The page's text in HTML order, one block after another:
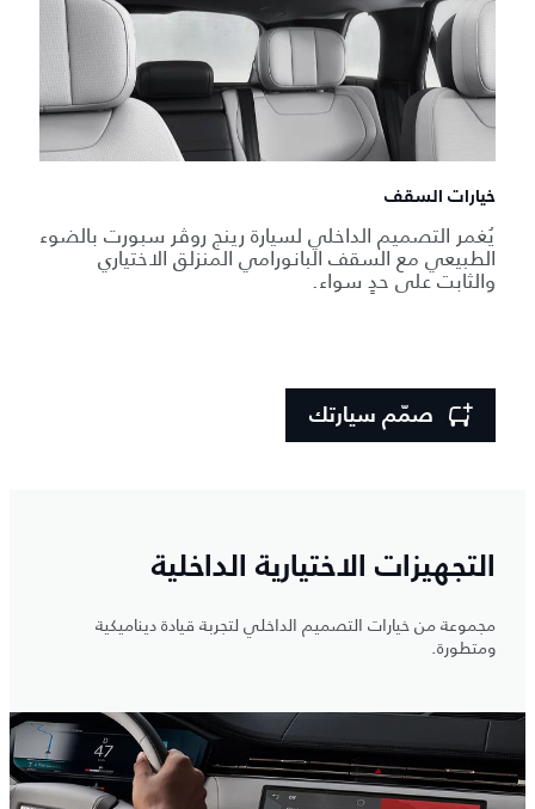
خيارات السقف
يُغمر التصميم الداخلي لسيارة رينج روڤر سبورت بالضوء
الطبيعي مع السقف البانورامي المنزلق الاختياري
والثابت على حدٍ سواء.
صمّم سيارتك
التجهيزات الاختيارية الداخلية
مجموعة من خيارات التصميم الداخلي لتجربة قيادة ديناميكية
ومتطورة.